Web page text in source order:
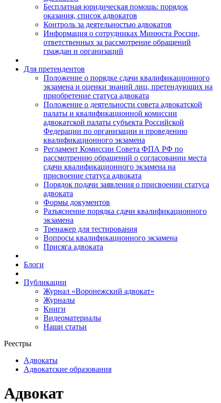
Бесплатная юридическая помощь: порядок
оказания, список адвокатов
Контроль за деятельностью адвокатов
Информация о сотрудниках Минюста России,
ответственных за рассмотрение обращений
граждан и организаций
Для претендентов
Положение о порядке сдачи квалификационного
экзамена и оценки знаний лиц, претендующих на
приобретение статуса адвоката
Положение о деятельности совета адвокатской
палаты и квалификационной комиссии
адвокатской палаты субъекта Российской
Федерации по организации и проведению
квалификационного экзамена
Регламент Комиссии Совета ФПА РФ по
рассмотрению обращений о согласовании места
сдачи квалификационного экзамена на
присвоение статуса адвоката
Порядок подачи заявления о присвоении статуса
адвоката
Формы документов
Разъяснение порядка сдачи квалификационного
экзамена
Тренажер для тестирования
Вопросы квалификационного экзамена
Присяга адвоката
Блоги
Публикации
Журнал «Воронежский адвокат»
Журналы
Книги
Видеоматериалы
Наши статьи
Реестры
Адвокаты
Адвокатские образования
Адвокат